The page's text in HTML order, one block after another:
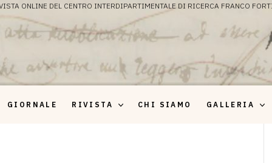
ONLINE DEL CENTRO INTERDIPARTIMENTALE DI RICERCA FRANCO
GIORNALE RIVISTA CHI SIAMO GALLERIA